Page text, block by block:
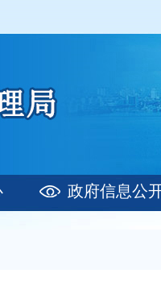
政府信息公